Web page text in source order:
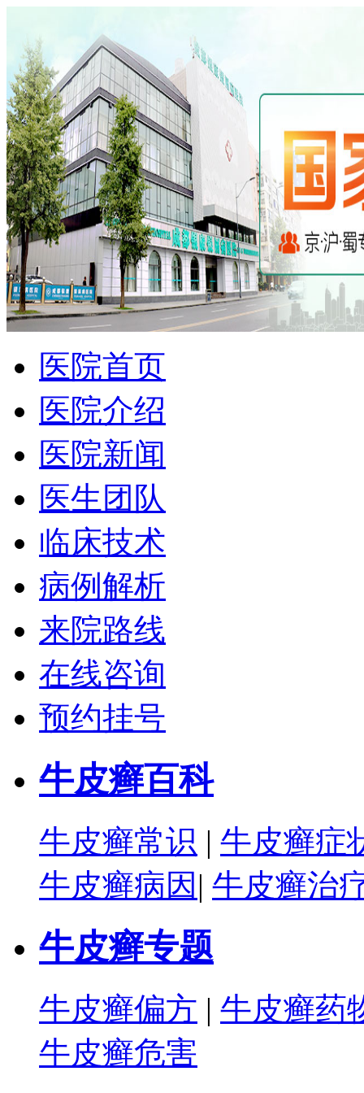
医院首页
医院介绍
医院新闻
医生团队
临床技术
病例解析
来院路线
在线咨询
预约挂号
牛皮癣百科
牛皮癣常识 | 牛皮癣症
牛皮癣病因 | 牛皮癣治
牛皮癣专题
牛皮癣偏方 | 牛皮癣药
牛皮癣危害